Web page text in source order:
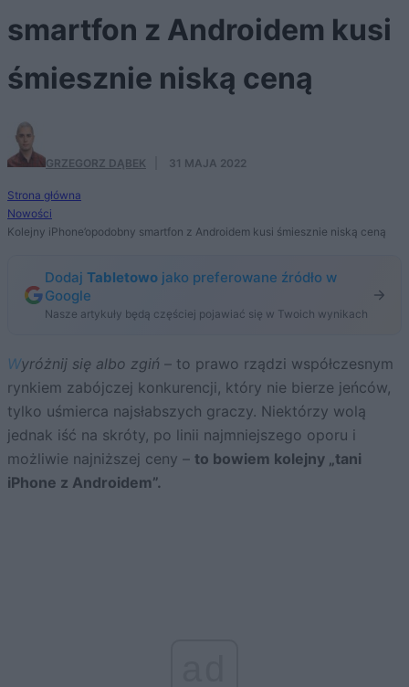
smartfon z Androidem kusi
śmiesznie niską ceną
GRZEGORZ DĄBEK 31 MAJA 2022
Strona główna
Nowości
Kolejny iPhone’opodobny smartfon z Androidem kusi śmiesznie niską ceną
Dodaj Tabletowo jako preferowane źródło w
Google
Nasze artykuły będą częściej pojawiać się w Twoich wynikach
Wyróżnij się albo zgiń – to prawo rządzi współczesnym
rynkiem zabójczej konkurencji, który nie bierze jeńców,
tylko uśmierca najsłabszych graczy. Niektórzy wolą
jednak iść na skróty, po linii najmniejszego oporu i
możliwie najniższej ceny – to bowiem kolejny „tani
iPhone z Androidem”.